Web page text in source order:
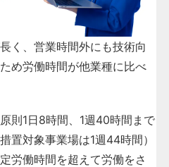
く、営業時間外にも技術向
め労働時間が他業種に比べ
則1日8時間、1週40時間まで
置対象事業場は1週44時間）
労働時間を超えて労働をさ